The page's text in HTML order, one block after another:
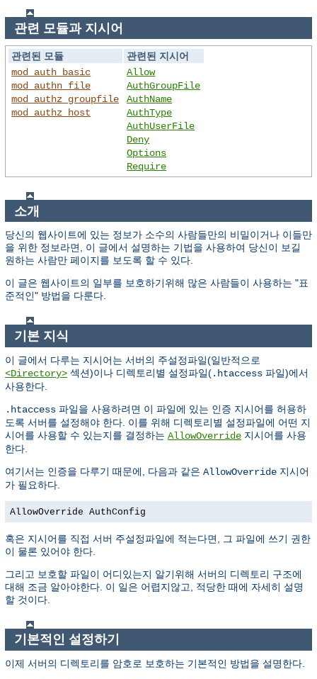
관련 모듈과 지시어
관련된 모듈
관련된 지시어
mod_auth_basic
mod_authn_file
mod_authz_groupfile
mod_authz_host
Allow
AuthGroupFile
AuthName
AuthType
AuthUserFile
Deny
Options
Require
소개
당신의 웹사이트에 있는 정보가 소수의 사람들만의 비밀이거나 이들만
을 위한 정보라면, 이 글에서 설명하는 기법을 사용하여 당신이 보길
원하는 사람만 페이지를 보도록 할 수 있다.
이 글은 웹사이트의 일부를 보호하기위해 많은 사람들이 사용하는 "표
준적인" 방법을 다룬다.
기본 지식
이 글에서 다루는 지시어는 서버의 주설정파일(일반적으로
<Directory> 섹션)이나 디렉토리별 설정파일(.htaccess 파일)에서
사용한다.
.htaccess 파일을 사용하려면 이 파일에 있는 인증 지시어를 허용하
도록 서버를 설정해야 한다. 이를 위해 디렉토리별 설정파일에 어떤 지
시어를 사용할 수 있는지를 결정하는 AllowOverride 지시어를 사용
한다.
여기서는 인증을 다루기 때문에, 다음과 같은 AllowOverride 지시어
가 필요하다.
AllowOverride AuthConfig
혹은 지시어를 직접 서버 주설정파일에 적는다면, 그 파일에 쓰기 권한
이 물론 있어야 한다.
그리고 보호할 파일이 어디있는지 알기위해 서버의 디렉토리 구조에
대해 조금 알아야한다. 이 일은 어렵지않고, 적당한 때에 자세히 설명
할 것이다.
기본적인 설정하기
이제 서버의 디렉토리를 암호로 보호하는 기본적인 방법을 설명한다.